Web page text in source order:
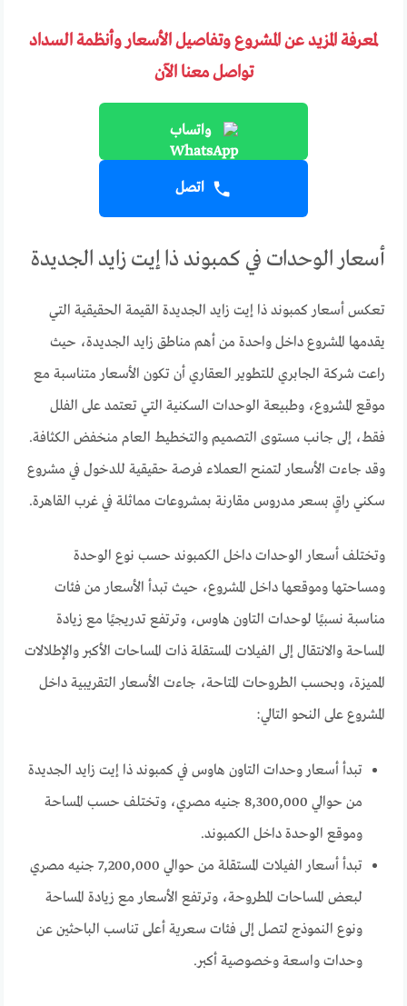
لمعرفة المزيد عن المشروع وتفاصيل الأسعار وأنظمة السداد
تواصل معنا الآن
واتساب
اتصل
أسعار الوحدات في كمبوند ذا إيت زايد الجديدة
تعكس أسعار كمبوند ذا إيت زايد الجديدة القيمة الحقيقية التي
يقدمها المشروع داخل واحدة من أهم مناطق زايد الجديدة، حيث
راعت شركة الجابري للتطوير العقاري أن تكون الأسعار متناسبة مع
موقع المشروع، وطبيعة الوحدات السكنية التي تعتمد على الفلل
فقط، إلى جانب مستوى التصميم والتخطيط العام منخفض الكثافة.
وقد جاءت الأسعار لتمنح العملاء فرصة حقيقية للدخول في مشروع
سكني راقٍ بسعر مدروس مقارنة بمشروعات مماثلة في غرب القاهرة.
وتختلف أسعار الوحدات داخل الكمبوند حسب نوع الوحدة
ومساحتها وموقعها داخل المشروع، حيث تبدأ الأسعار من فئات
مناسبة نسبيًا لوحدات التاون هاوس، وترتفع تدريجيًا مع زيادة
المساحة والانتقال إلى الفيلات المستقلة ذات المساحات الأكبر والإطلالات
المميزة، وبحسب الطروحات المتاحة، جاءت الأسعار التقريبية داخل
المشروع على النحو التالي:
تبدأ أسعار وحدات التاون هاوس في كمبوند ذا إيت زايد الجديدة
من حوالي 8,300,000 جنيه مصري، وتختلف حسب المساحة
وموقع الوحدة داخل الكمبوند.
تبدأ أسعار الفيلات المستقلة من حوالي 7,200,000 جنيه مصري
لبعض المساحات المطروحة، وترتفع الأسعار مع زيادة المساحة
ونوع النموذج لتصل إلى فئات سعرية أعلى تناسب الباحثين عن
وحدات واسعة وخصوصية أكبر.